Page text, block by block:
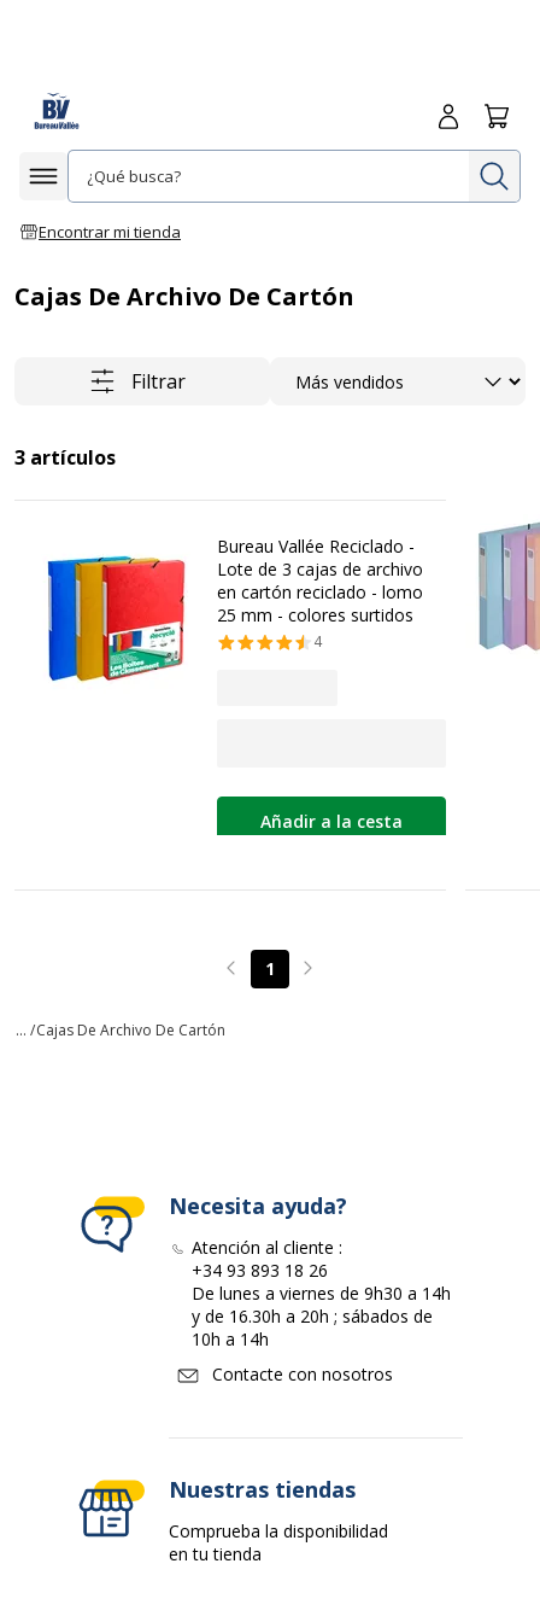
Afficher la navigation
Encontrar mi tienda
Iniciar
Cajas De Archivo De Cartón
Filtrar Ordenar
3 artículos
Bureau Vallée Reciclado -
Lote de 3 cajas de archivo
en cartón reciclado - lomo
25 mm - colores surtidos
4
Añadir a la cesta
Page précédente
1 Page suivante
... /Cajas De Archivo De Cartón
Necesita ayuda?
Atención al cliente :
+34 93 893 18 26
De lunes a viernes de 9h30 a 14h
y de 16.30h a 20h ; sábados de
10h a 14h
Contacte con nosotros
Nuestras tiendas
Comprueba la disponibilidad
en tu tienda